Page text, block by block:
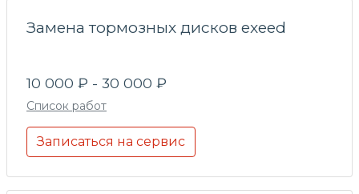
Замена тормозных дисков exeed
10 000 ₽ - 30 000 ₽
Список работ
Записаться на сервис